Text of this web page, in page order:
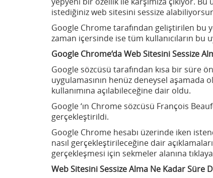
istediğiniz web sitesini sessize
Google Chrome tarafından geliştirilen bu
zaman içersinde ise tüm kullanıcıların bu
Google Chrome‘da Web Sitesini Sessize
Google sözcüsü tarafından kısa bir süre
uygulamasının henüz deneysel aşamada
kullanımına açılabileceğine dair oldu.
Google ‘ın Chrome sözcüsü François
gerçekleştirildi.
Google Chrome hesabı üzerinde iken
nasıl gerçekleştirileceğine dair
gerçekleşmesi için sekmeler alanına
Web Sitesini Sessize Alma Ne Kadar Süre